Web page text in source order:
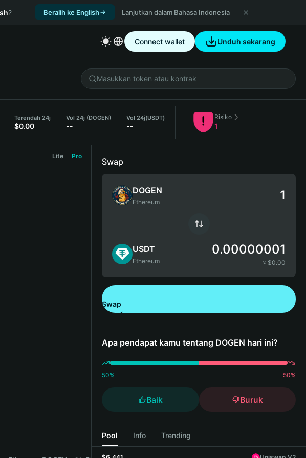
? Beralih ke English Lanjutkan dalam Bahasa Indonesia
Connect wallet Unduh sekarang
Terendah 24j
$0.00
Vol 24j (DOGEN)
--
Vol 24j(USDT)
--
Risiko
1
Lite Pro
Swap
DOGEN
Ethereum
USDT
Ethereum
0.00000001
≈ $0.00
Swap
Apa pendapat kamu tentang DOGEN hari ini?
50% 50%
Baik Buruk
Pool Info Trending